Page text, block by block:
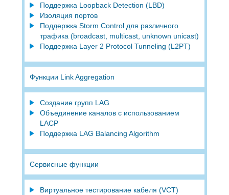
Поддержка Loopback Detection (LBD)
Изоляция портов
Поддержка Storm Control для различного
трафика (broadcast, multicast, unknown unicast)
Поддержка Layer 2 Protocol Tunneling (L2PT)
Функции Link Aggregation
Создание групп LAG
Объединение каналов с использованием
LACP
Поддержка LAG Balancing Algorithm
Сервисные функции
Виртуальное тестирование кабеля (VCT)